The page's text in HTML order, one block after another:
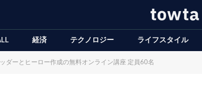
経済 テクノロジー ライフスタイル
ダーとヒーロー作成の無料オンライン講座 定員60名